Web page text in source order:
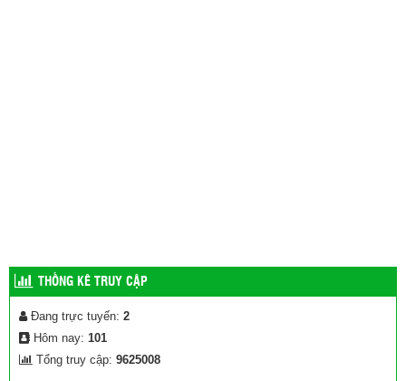
THỐNG KÊ TRUY CẬP
Đang trực tuyến: 2
Hôm nay: 101
Tổng truy cập: 9625008